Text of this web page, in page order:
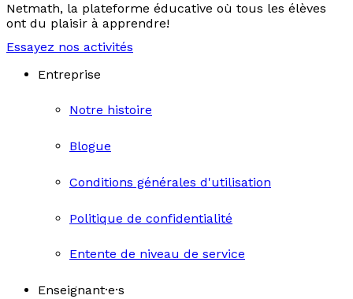
Netmath, la plateforme éducative où tous les élèves
ont du plaisir à apprendre!
Essayez nos activités
Entreprise
Notre histoire
Blogue
Conditions générales d'utilisation
Politique de confidentialité
Entente de niveau de service
Enseignant·e·s